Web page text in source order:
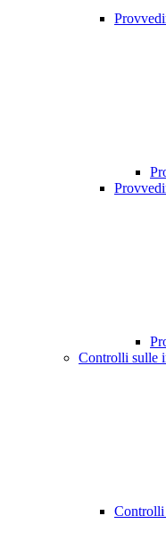
Controlli sulle
Controlli